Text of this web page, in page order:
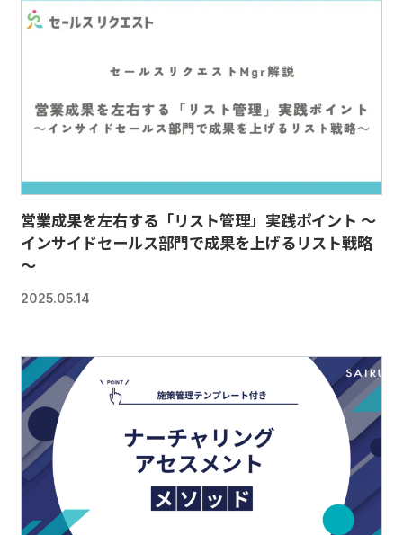
営業成果を左右する「リスト管理」実践ポイント ～
インサイドセールス部門で成果を上げるリスト戦略
～
2025.05.14